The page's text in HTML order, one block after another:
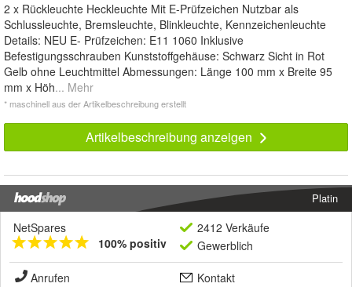
2 x Rückleuchte Heckleuchte Mit E-Prüfzeichen Nutzbar als
Schlussleuchte, Bremsleuchte, Blinkleuchte, Kennzeichenleuchte
Details: NEU E- Prüfzeichen: E11 1060 Inklusive
Befestigungsschrauben Kunststoffgehäuse: Schwarz Sicht in Rot
Gelb ohne Leuchtmittel Abmessungen: Länge 100 mm x Breite 95
mm x Höh... Mehr
* maschinell aus der Artikelbeschreibung erstellt
Artikelbeschreibung anzeigen
Platin
NetSpares
100% positiv
2412 Verkäufe
Gewerblich
Anrufen
Kontakt